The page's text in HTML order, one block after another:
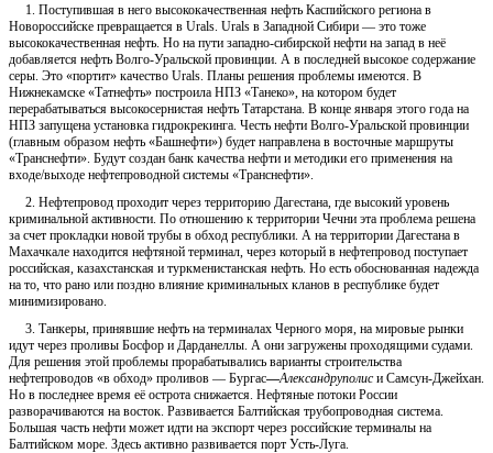
1. Поступившая в него высококачественная нефть Каспийского региона в
Новороссийске превращается в Urals. Urals в Западной Сибири — это тоже
высококачественная нефть. Но на пути западно-сибирской нефти на запад в неё
добавляется нефть Волго-Уральской провинции. А в последней высокое содержание
серы. Это «портит» качество Urals. Планы решения проблемы имеются. В
Нижнекамске «Татнефть» построила НПЗ «Танеко», на котором будет
перерабатываться высокосернистая нефть Татарстана. В конце января этого года на
НПЗ запущена установка гидрокрекинга. Честь нефти Волго-Уральской провинции
(главным образом нефть «Башнефти») будет направлена в восточные маршруты
«Транснефти». Будут создан банк качества нефти и методики его применения на
входе/выходе нефтепроводной системы «Транснефти».
2. Нефтепровод проходит через территорию Дагестана, где высокий уровень
криминальной активности. По отношению к территории Чечни эта проблема решена
за счет прокладки новой трубы в обход республики. А на территории Дагестана в
Махачкале находится нефтяной терминал, через который в нефтепровод поступает
российская, казахстанская и туркменистанская нефть. Но есть обоснованная надежда
на то, что рано или поздно влияние криминальных кланов в республике будет
минимизировано.
3. Танкеры, принявшие нефть на терминалах Черного моря, на мировые рынки
идут через проливы Босфор и Дарданеллы. А они загружены проходящими судами.
Для решения этой проблемы прорабатывались варианты строительства
нефтепроводов «в обход» проливов — Бургас—Александруполиси Самсун-Джейхан.
Но в последнее время её острота снижается. Нефтяные потоки России
разворачиваются на восток. Развивается Балтийская трубопроводная система.
Большая часть нефти может идти на экспорт через российские терминалы на
Балтийском море. Здесь активно развивается порт Усть-Луга.